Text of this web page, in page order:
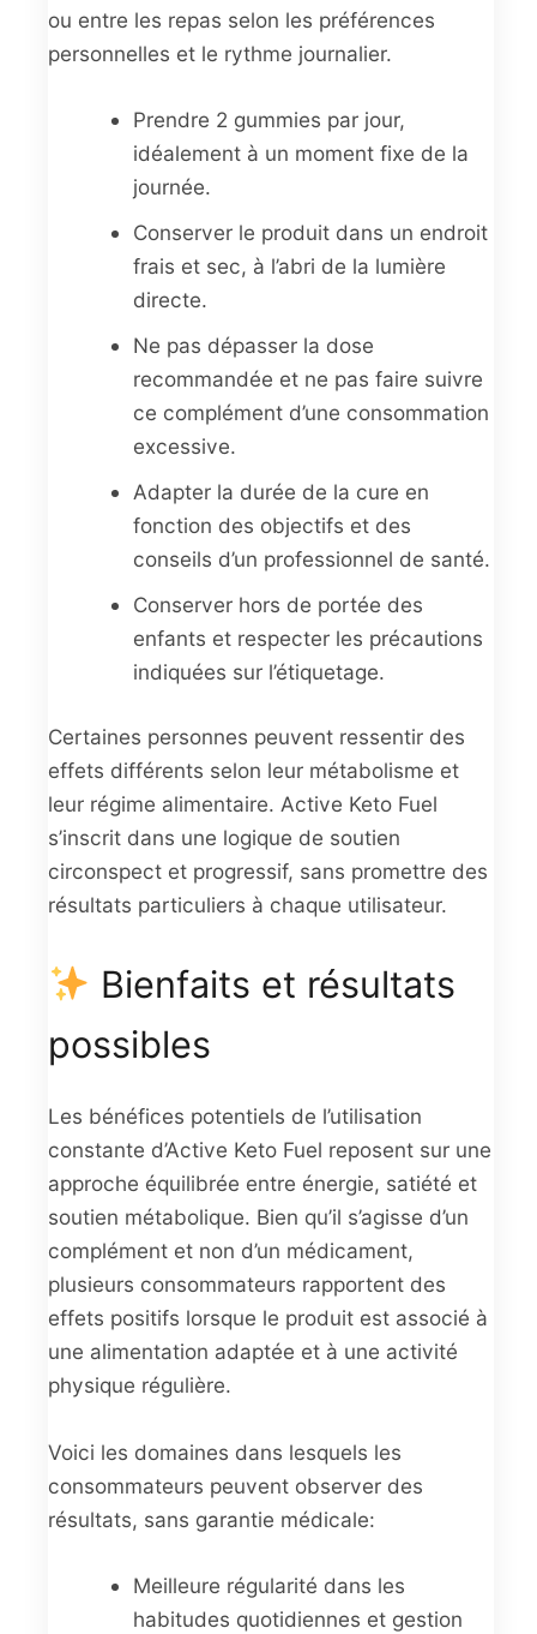
ou entre les repas selon les préférences
personnelles et le rythme journalier.
Prendre 2 gummies par jour,
idéalement à un moment fixe de la
journée.
Conserver le produit dans un endroit
frais et sec, à l’abri de la lumière
directe.
Ne pas dépasser la dose
recommandée et ne pas faire suivre
ce complément d’une consommation
excessive.
Adapter la durée de la cure en
fonction des objectifs et des
conseils d’un professionnel de santé.
Conserver hors de portée des
enfants et respecter les précautions
indiquées sur l’étiquetage.
Certaines personnes peuvent ressentir des
effets différents selon leur métabolisme et
leur régime alimentaire. Active Keto Fuel
s’inscrit dans une logique de soutien
circonspect et progressif, sans promettre des
résultats particuliers à chaque utilisateur.
Bienfaits et résultats
possibles
Les bénéfices potentiels de l’utilisation
constante d’Active Keto Fuel reposent sur une
approche équilibrée entre énergie, satiété et
soutien métabolique. Bien qu’il s’agisse d’un
complément et non d’un médicament,
plusieurs consommateurs rapportent des
effets positifs lorsque le produit est associé à
une alimentation adaptée et à une activité
physique régulière.
Voici les domaines dans lesquels les
consommateurs peuvent observer des
résultats, sans garantie médicale:
Meilleure régularité dans les
habitudes quotidiennes et gestion